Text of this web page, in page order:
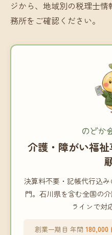
ジから、地域別の税理士
務所をご確認ください。
のどか
介護・障がい福
決算料不要・記帳代行込
門。石川県を含む全国の
ラインで対
創業一期目 年間 180,000